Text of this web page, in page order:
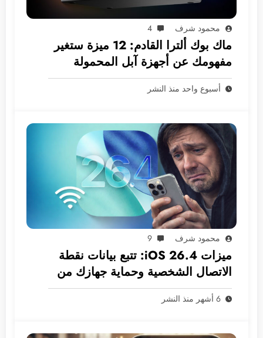
محمود شرف 4
ماك بوك ألترا القادم: 12 ميزة ستغير
مفهومك عن أجهزة آبل المحمولة
أسبوع واحد منذ النشر
محمود شرف 9
ميزات iOS 26.4: تتبع بيانات نقطة
الاتصال الشخصية وحماية جهازك من
السرقة افتراضيًا!
6 أشهر منذ النشر